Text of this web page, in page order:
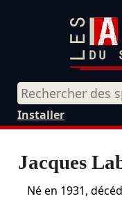
Installer
Jacques
Né en 1931,